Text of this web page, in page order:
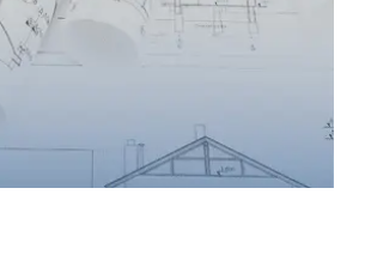
de Léa Maunier –
étudiante, architecte